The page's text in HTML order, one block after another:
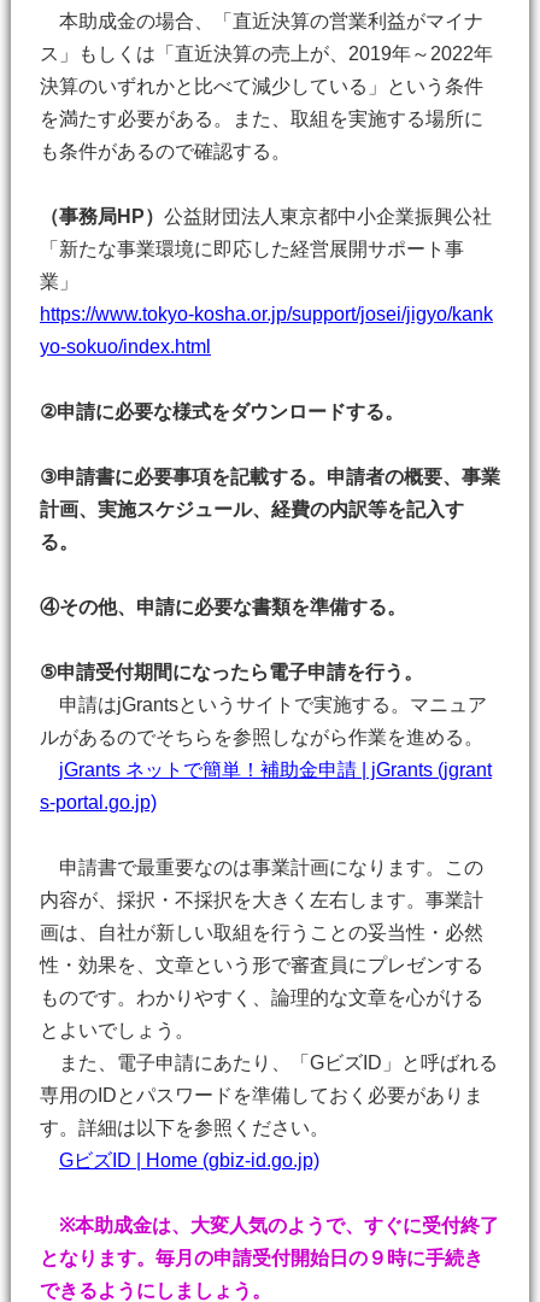
本助成金の場合、「直近決算の営業利益がマイナ
ス」もしくは「直近決算の売上が、2019年～2022年
決算のいずれかと比べて減少している」という条件
を満たす必要がある。また、取組を実施する場所に
も条件があるので確認する。
（事務局HP） 公益財団法人東京都中小企業振興公社
「新たな事業環境に即応した経営展開サポート事
業」
https://www.tokyo-kosha.or.jp/support/josei/jigyo/kank
yo-sokuo/index.html
②申請に必要な様式をダウンロードする。
③申請書に必要事項を記載する。申請者の概要、事業
計画、実施スケジュール、経費の内訳等を記入す
る。
④その他、申請に必要な書類を準備する。
⑤申請受付期間になったら電子申請を行う。
申請はjGrantsというサイトで実施する。マニュア
ルがあるのでそちらを参照しながら作業を進める。
jGrants ネットで簡単！補助金申請 | jGrants (jgrant
s-portal.go.jp)
申請書で最重要なのは事業計画になります。この
内容が、採択・不採択を大きく左右します。事業計
画は、自社が新しい取組を行うことの妥当性・必然
性・効果を、文章という形で審査員にプレゼンする
ものです。わかりやすく、論理的な文章を心がける
とよいでしょう。
また、電子申請にあたり、「GビズID」と呼ばれる
専用のIDとパスワードを準備しておく必要がありま
す。詳細は以下を参照ください。
GビズID | Home (gbiz-id.go.jp)
※本助成金は、大変人気のようで、すぐに受付終了
となります。毎月の申請受付開始日の９時に手続き
できるようにしましょう。